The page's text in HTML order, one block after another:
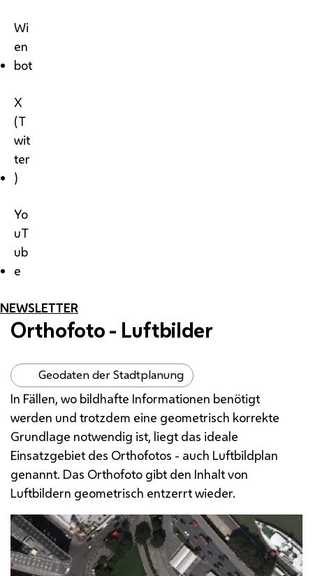
Wi
en
bot
X
(T
wit
ter
)
Yo
uT
ub
e
NEWSLETTER
Orthofoto - Luftbilder
Geodaten der Stadtplanung
In Fällen, wo bildhafte Informationen benötigt
werden und trotzdem eine geometrisch korrekte
Grundlage notwendig ist, liegt das ideale
Einsatzgebiet des Orthofotos - auch Luftbildplan
genannt. Das Orthofoto gibt den Inhalt von
Luftbildern geometrisch entzerrt wieder.